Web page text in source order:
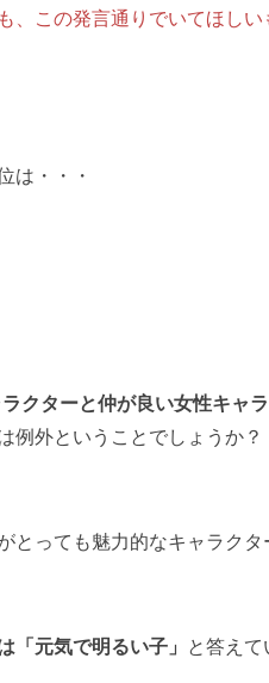
この発言通りでいてほしい
は・・・
クターと仲が良い女性キャ
例外ということでしょうか？
っても魅力的なキャラクタ
「元気で明るい子」 と答えて